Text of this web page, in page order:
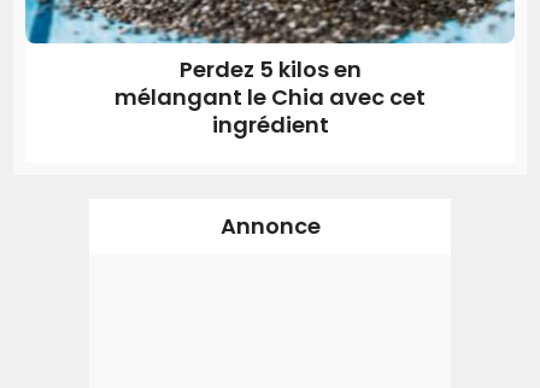
Perdez 5 kilos en
mélangant le Chia avec cet
ingrédient
Annonce